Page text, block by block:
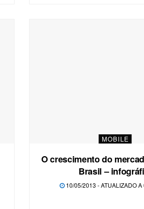
MOBILE
O crescimento do
Brasil –
10/05/2013 - ATUALIZADO A